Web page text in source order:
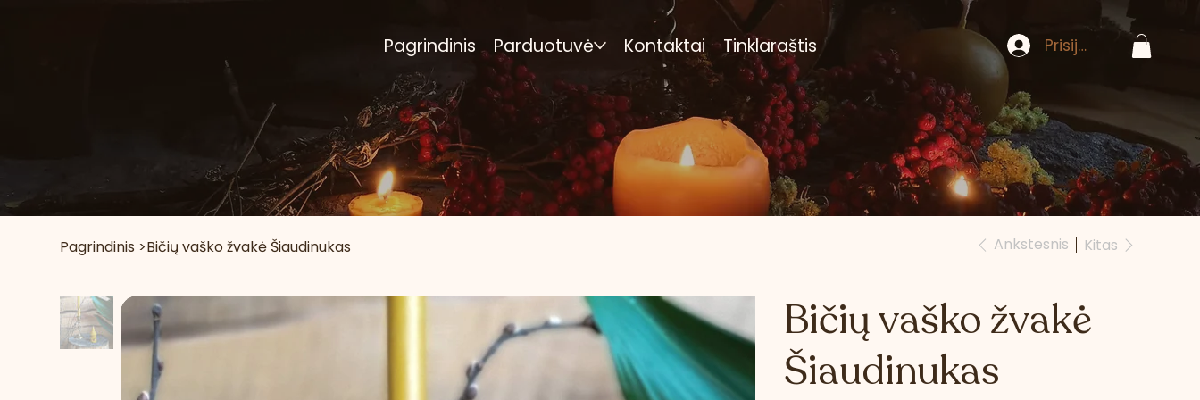
Pagrindinis Parduotuvė Kontaktai Tinklaraštis Prisijungti
Pagrindinis >Bičių vaško žvakė Šiaudinukas Ankstesnis Kitas
Bičių vaško žvakė
Šiaudinukas